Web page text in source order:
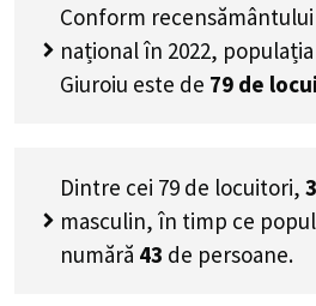
Conform
național în 2022,
Giuroiu este de 79 de
Dintre cei 79 de locuitori,
masculin, în timp ce
numără 43 de persoane.